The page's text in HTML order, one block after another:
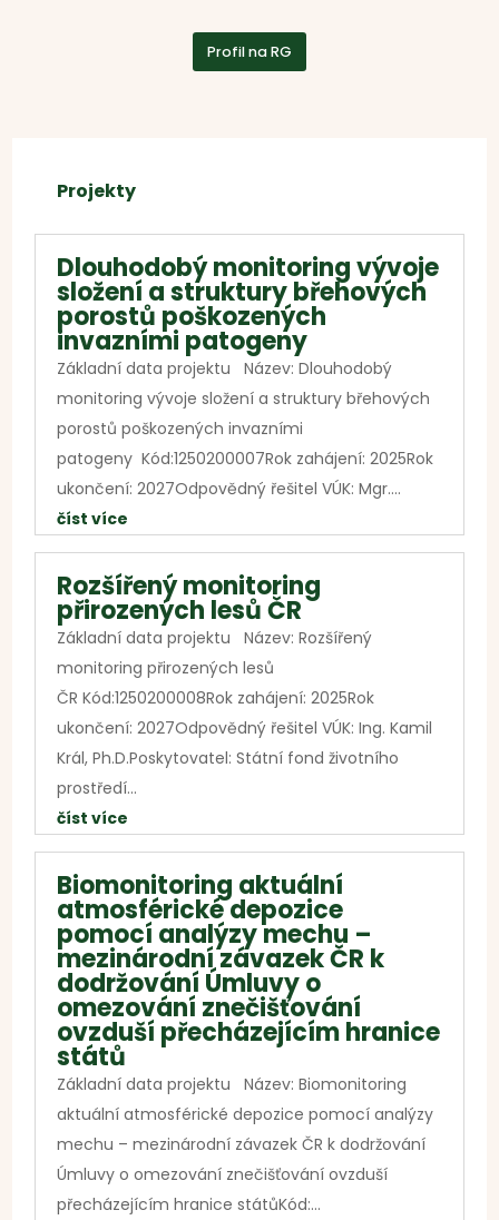
Profil na RG
Projekty
Dlouhodobý monitoring vývoje
složení a struktury břehových
porostů poškozených
invazními patogeny
Základní data projektu Název: Dlouhodobý
monitoring vývoje složení a struktury břehových
porostů poškozených invazními
patogeny Kód:1250200007Rok zahájení: 2025Rok
ukončení: 2027Odpovědný řešitel VÚK: Mgr....
číst více
Rozšířený monitoring
přirozených lesů ČR
Základní data projektu Název: Rozšířený
monitoring přirozených lesů
ČR Kód:1250200008Rok zahájení: 2025Rok
ukončení: 2027Odpovědný řešitel VÚK: Ing. Kamil
Král, Ph.D.Poskytovatel: Státní fond životního
prostředí...
číst více
Biomonitoring aktuální
atmosférické depozice
pomocí analýzy mechu –
mezinárodní závazek ČR k
dodržování Úmluvy o
omezování znečišťování
ovzduší přecházejícím hranice
států
Základní data projektu Název: Biomonitoring
aktuální atmosférické depozice pomocí analýzy
mechu – mezinárodní závazek ČR k dodržování
Úmluvy o omezování znečišťování ovzduší
přecházejícím hranice státůKód:...